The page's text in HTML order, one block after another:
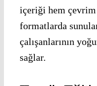
içeriği hem
formatlarda
çalışanlarının
sağlar.